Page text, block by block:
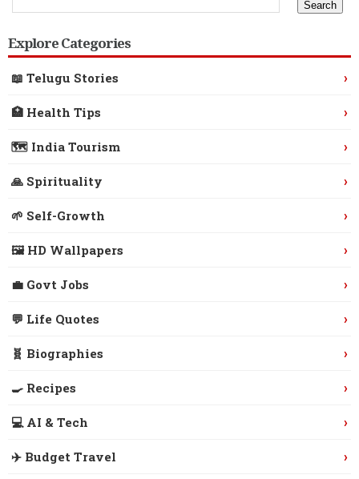
Explore Categories
📖 Telugu Stories ›
🏥 Health Tips ›
🗺️ India Tourism ›
🙏 Spirituality ›
🌱 Self-Growth ›
🖼️ HD Wallpapers ›
💼 Govt Jobs ›
💬 Life Quotes ›
🧬 Biographies ›
🍳 Recipes ›
💻 AI & Tech ›
✈️ Budget Travel ›